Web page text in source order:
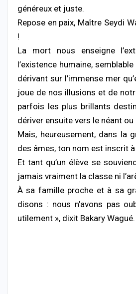
généreux et juste.
Repose en paix, Maître Seydi
!
La mort nous enseigne
l’existence humaine,
dérivant sur l’immense mer
joue de nos illusions et de
parfois les plus brillants
dériver ensuite vers le néant ou
Mais, heureusement, dans la
des âmes, ton nom est inscrit à
Et tant qu’un élève se
jamais vraiment la classe ni
À sa famille proche et à sa
disons : nous n’avons pas
utilement », dixit Bakary Wagué.